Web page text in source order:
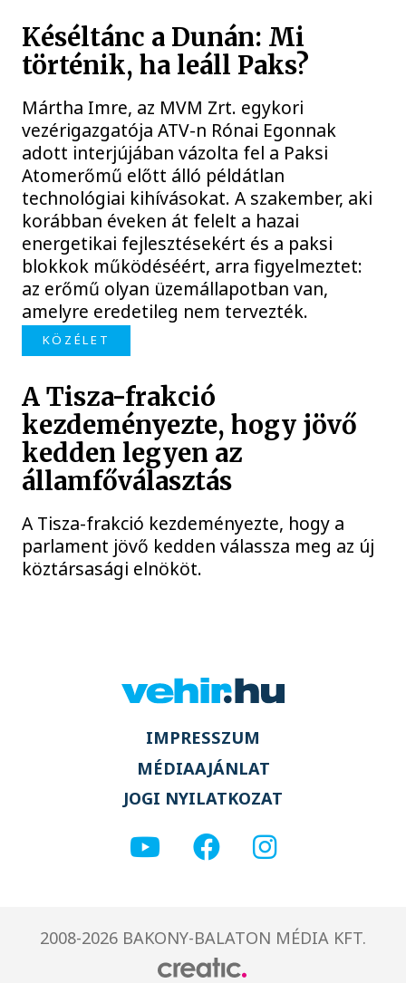
Késéltánc a Dunán: Mi
történik, ha leáll Paks?
Mártha Imre, az MVM Zrt. egykori
vezérigazgatója ATV-n Rónai Egonnak
adott interjújában vázolta fel a Paksi
Atomerőmű előtt álló példátlan
technológiai kihívásokat. A szakember, aki
korábban éveken át felelt a hazai
energetikai fejlesztésekért és a paksi
blokkok működéséért, arra figyelmeztet:
az erőmű olyan üzemállapotban van,
amelyre eredetileg nem tervezték.
KÖZÉLET
A Tisza-frakció
kezdeményezte, hogy jövő
kedden legyen az
államfőválasztás
A Tisza-frakció kezdeményezte, hogy a
parlament jövő kedden válassza meg az új
köztársasági elnököt.
IMPRESSZUM
MÉDIAAJÁNLAT
JOGI NYILATKOZAT
2008-2026 BAKONY-BALATON MÉDIA KFT.